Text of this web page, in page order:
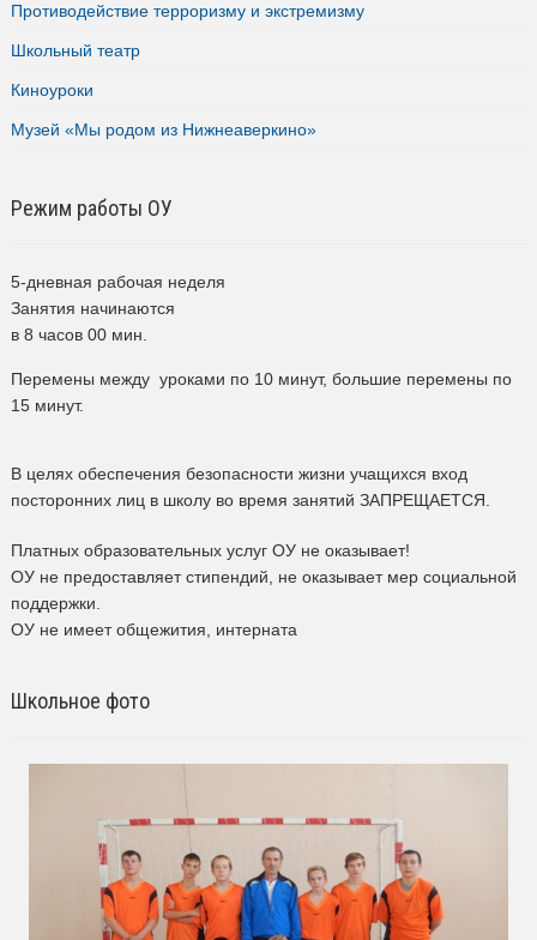
Противодействие терроризму и экстремизму
Школьный театр
Киноуроки
Музей «Мы родом из Нижнеаверкино»
Режим работы ОУ
5-дневная рабочая неделя
Занятия начинаются
в 8 часов 00 мин.
Перемены между уроками по 10 минут, большие перемены по
15 минут.
В целях обеспечения безопасности жизни учащихся вход
посторонних лиц в школу во время занятий ЗАПРЕЩАЕТСЯ.
Платных образовательных услуг ОУ не оказывает!
ОУ не предоставляет стипендий, не оказывает мер социальной
поддержки.
ОУ не имеет общежития, интерната
Школьное фото